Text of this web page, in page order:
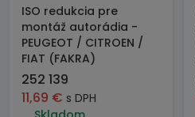
ISO redukcia pre
montáž autorádia -
PEUGEOT / CITROEN /
FIAT (FAKRA)
252 139
11,69 € s DPH